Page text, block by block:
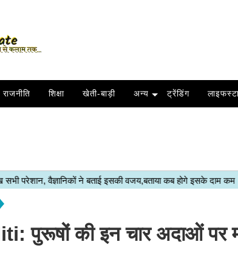
राजनीति शिक्षा खेती-बाड़ी अन्य ट्रेंडिंग
पुरूषों की इन चार अदाओं पर